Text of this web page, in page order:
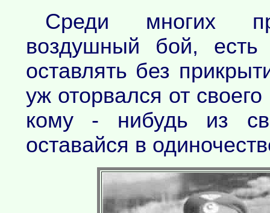
Среди многих
воздушный бой,
оставлять без
уж оторвался от
кому - нибудь из
оставайся в